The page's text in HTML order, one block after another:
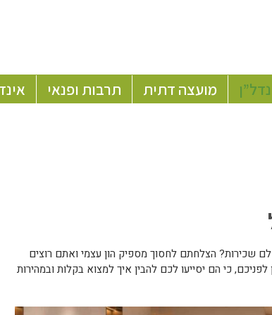
נדל”ן מועצה דתית תרבות ופנאי
שכירות? הצלחתם לחסוך מספיק הון עצמי ואתם רוצים
כי הם יסייעו לכם להבין איך למצוא בקלות ובמהירות